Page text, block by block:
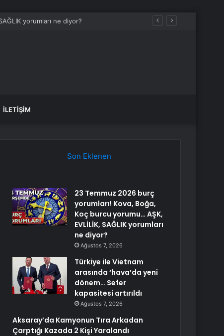
İLETIŞIM
Son Eklenen
23 Temmuz 2026 burç
yorumları! Kova, Boğa,
Koç burcu yorumu… AŞK,
EVLİLİK, SAĞLIK yorumları
ne diyor?
Ağustos 7, 2026
Türkiye ile Vietnam
arasında ‘hava’da yeni
dönem… Sefer
kapasitesi artırıldı
Ağustos 7, 2026
Aksaray’da Kamyonun Tıra Arkadan
Çarptığı Kazada 2 Kişi Yaralandı